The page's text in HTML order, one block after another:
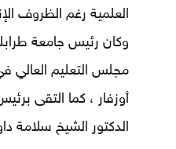
العلمية رغم الظروف
وكان رئيس جامعة
مجلس التعليم العالي
أوزفار ، كما التقى
الدكتور الشيخ سلامة